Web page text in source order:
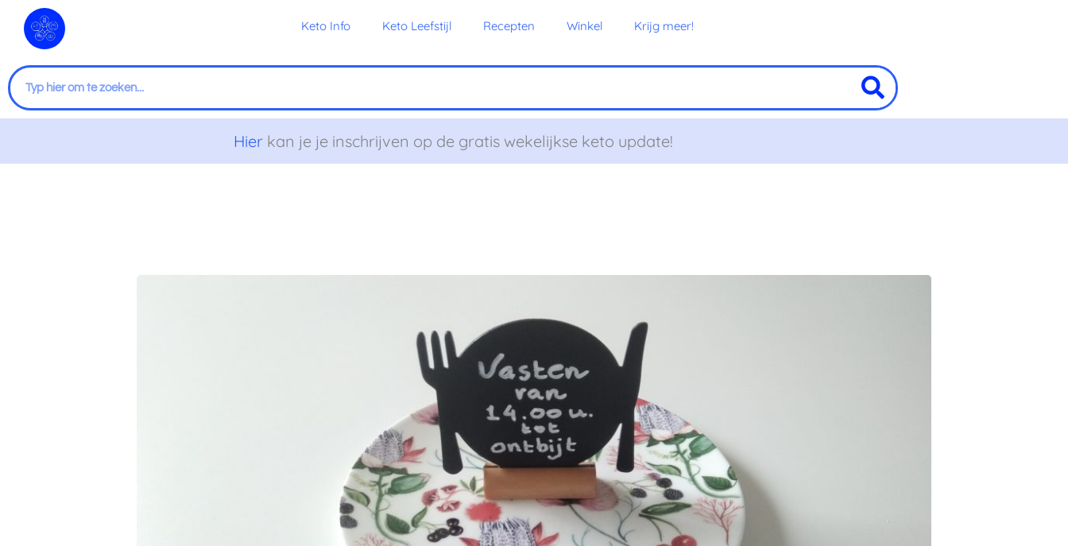
naar
inhoud
Keto Info Keto Leefstijl Recepten Winkel Krijg meer!
Zoeken
Hierkan je je inschrijven op de gratis wekelijkse keto update!